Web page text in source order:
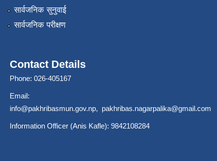
सार्वजनिक सुनुवाई
सार्वजनिक परीक्षण
Contact Details
Phone: 026-405167
Email:
info@pakhribasmun.gov.np, pakhribas.nagarpalika@gmail.com
Information Officer (Anis Kafle): 9842108284